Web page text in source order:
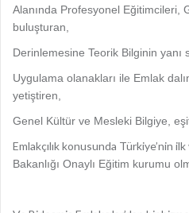
Alanında Profesyonel Eğitimcileri,
buluşturan,
Derinlemesine Teorik Bilginin yanı
Uygulama olanakları ile Emlak
yetiştiren,
Genel Kültür ve Mesleki Bilgiye,
Emlakçılık konusunda Türkiye’nin
Bakanlığı Onaylı Eğitim kurumu